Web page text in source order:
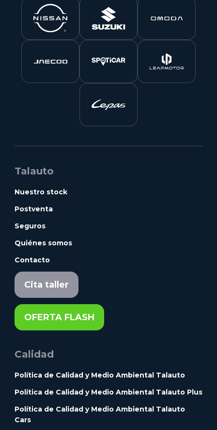
Talauto
Nuestro stock
Postventa
Seguros
Quiénes somos
Contacto
Cita taller
OFERTA FLASH
Calidad
Política de Calidad y Medio Ambiental Talauto
Política de Calidad y Medio Ambiental Talauto Plus
Política de Calidad y Medio Ambiental Talauto
Cars